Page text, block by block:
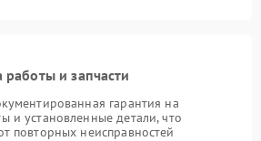
работы и запчасти
гарантия на
и установленные детали, что
повторных неисправностей